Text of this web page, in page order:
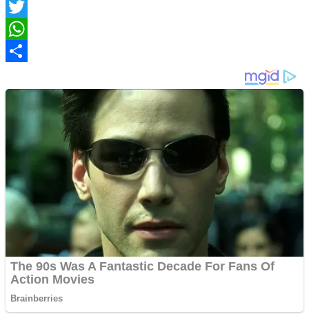
Facebook
Twitter
WhatsApp